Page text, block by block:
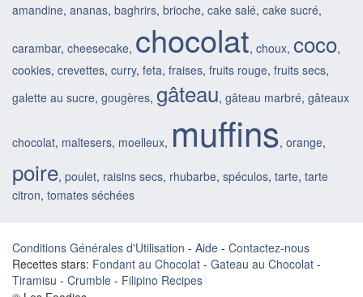
amandine, ananas, baghrirs, brioche, cake salé, cake sucré,
carambar, cheesecake, chocolat, choux, coco,
cookies, crevettes, curry, feta, fraises, fruits rouge, fruits secs,
galette au sucre, gougères, gâteau, gâteau marbré, gâteaux
chocolat, maltesers, moelleux, muffins, orange,
poire, poulet, raisins secs, rhubarbe, spéculos, tarte, tarte
citron, tomates séchées
Conditions Générales d'Utilisation - Aide - Contactez-nous
Recettes stars: Fondant au Chocolat - Gateau au Chocolat -
Tiramisu - Crumble - Filipino Recipes